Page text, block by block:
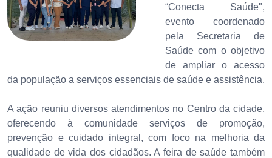
“Conecta Saúde",
evento coordenado
pela Secretaria de
Saúde com o objetivo
de ampliar o acesso
da população a serviços essenciais de saúde e assistência.
A ação reuniu diversos atendimentos no Centro da cidade,
oferecendo à comunidade serviços de promoção,
prevenção e cuidado integral, com foco na melhoria da
qualidade de vida dos cidadãos. A feira de saúde também